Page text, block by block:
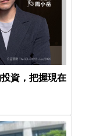
資，把握現在